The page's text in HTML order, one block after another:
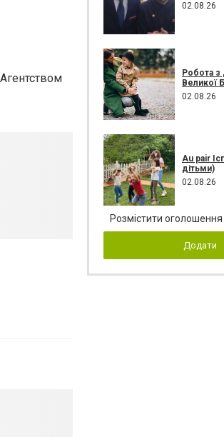
02.08.26
Робота з
Великої
02.08.26
Au pair
дітьми)
02.08.26
Розмістити
Додати